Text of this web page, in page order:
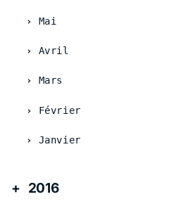
Mai
Avril
Mars
Février
Janvier
2016